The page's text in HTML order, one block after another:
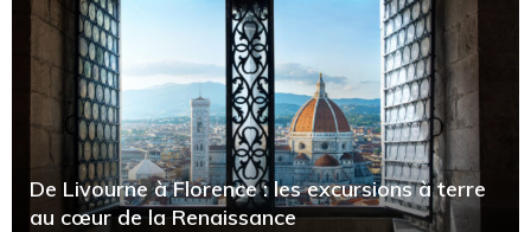
De Livourne à Florence : les excursions à terre
au cœur de la Renaissance